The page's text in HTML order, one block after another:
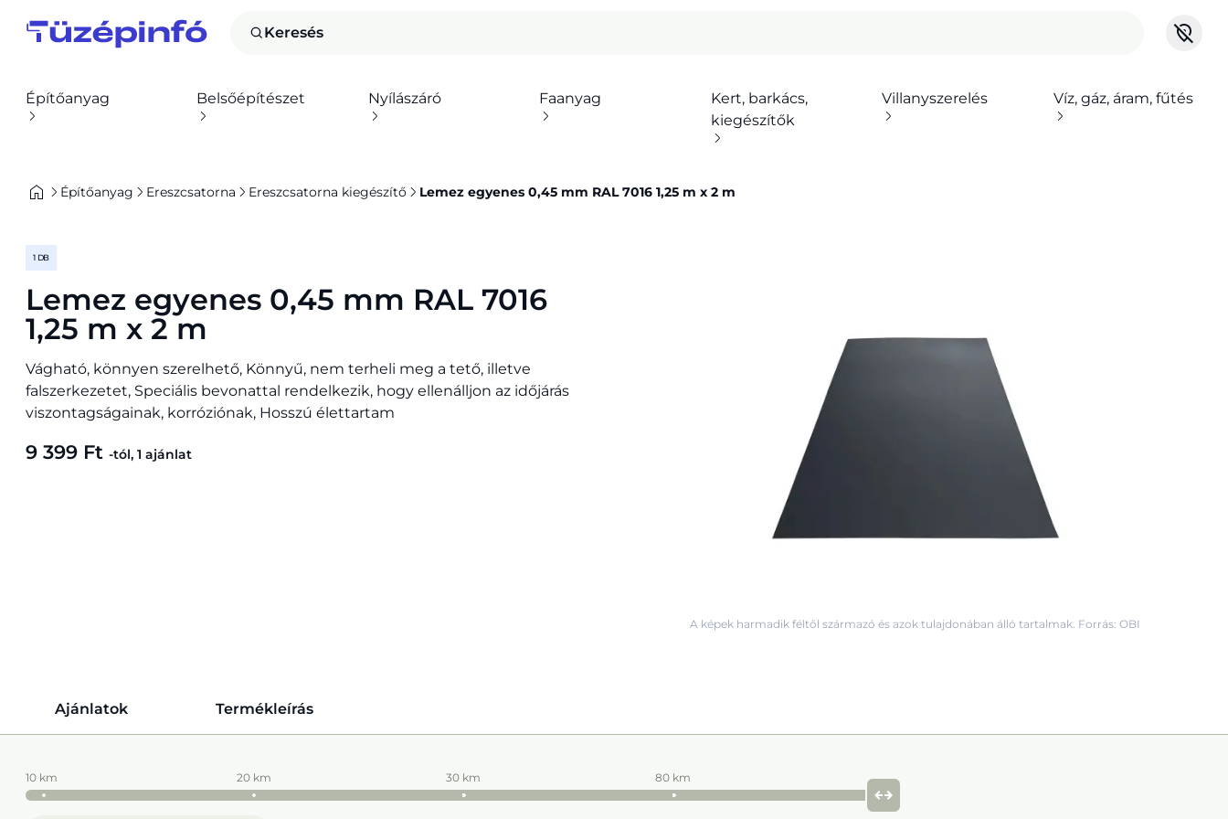
Keresés
Építőanyag Belsőépítészet Nyílászáró Faanyag
Kert, barkács,
kiegészítők
Villanyszerelés Víz, gáz, áram, fűtés
Építőanyag Ereszcsatorna Ereszcsatorna kiegészítő Lemez egyenes 0,45 mm RAL 7016 1,25 m x 2 m
1 DB
Lemez egyenes 0,45 mm RAL 7016
1,25 m x 2 m
Vágható, könnyen szerelhető, Könnyű, nem terheli meg a tető, illetve
falszerkezetet, Speciális bevonattal rendelkezik, hogy ellenálljon az időjárás
viszontagságainak, korróziónak, Hosszú élettartam
9 399 Ft -tól, 1 ajánlat
A képek harmadik féltől származó és azok tulajdonában álló tartalmak. Forrás: OBI
Ajánlatok Termékleírás
10 km 20 km 30 km 80 km